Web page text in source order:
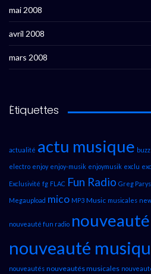
mai 2008
avril 2008
mars 2008
Étiquettes
actualité actu musique buzz
electro enjoy enjoy-musik enjoymusik exclu
Exclusivité fg FLAC Fun Radio Greg Parys
Megaupload mico MP3 Music musicales
nouveauté fun radio
nouveauté
nouveautés nouveautés musicales